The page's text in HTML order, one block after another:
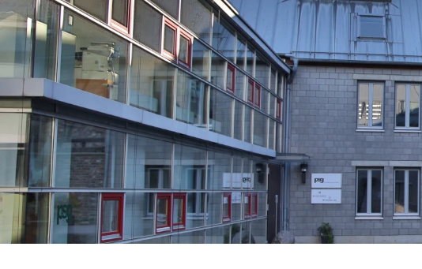
Technologiehof
Burg Haus Sülz